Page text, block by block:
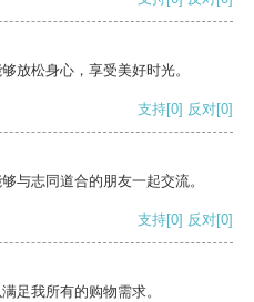
放松身心，享受美好时光。
支持[0] 反对[0]
与志同道合的朋友一起交流。
支持[0] 反对[0]
足我所有的购物需求。